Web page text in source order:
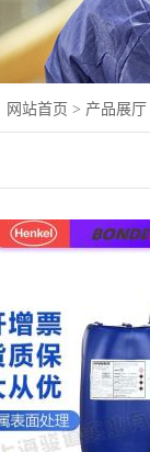
网站首页 > 产品展厅